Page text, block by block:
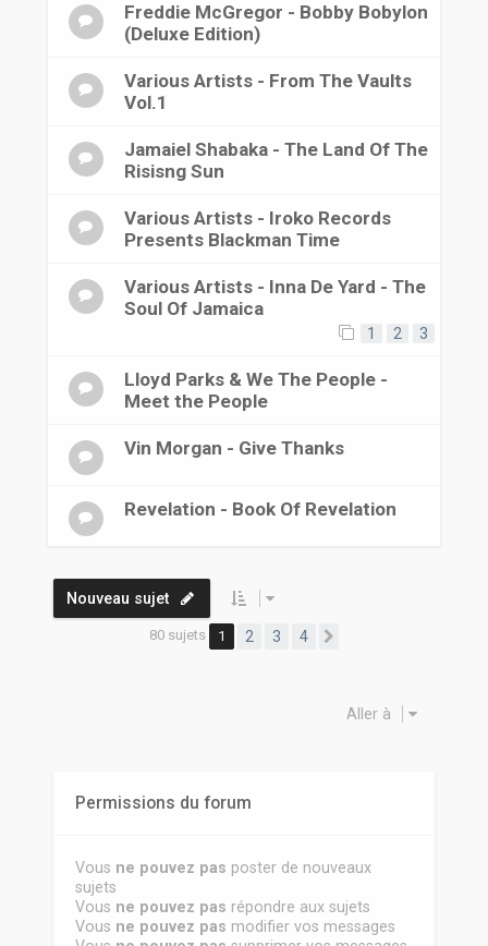
Freddie McGregor - Bobby Bobylon
(Deluxe Edition)
Various Artists - From The Vaults
Vol.1
Jamaiel Shabaka - The Land Of The
Risisng Sun
Various Artists - Iroko Records
Presents Blackman Time
Various Artists - Inna De Yard - The
Soul Of Jamaica
1 2 3
Lloyd Parks & We The People -
Meet the People
Vin Morgan - Give Thanks
Revelation - Book Of Revelation
Nouveau sujet
80 sujets 1 2 3 4
Aller à
Permissions du forum
Vous ne pouvez pas poster de nouveaux
sujets
Vous ne pouvez pas répondre aux sujets
Vous ne pouvez pas modifier vos messages